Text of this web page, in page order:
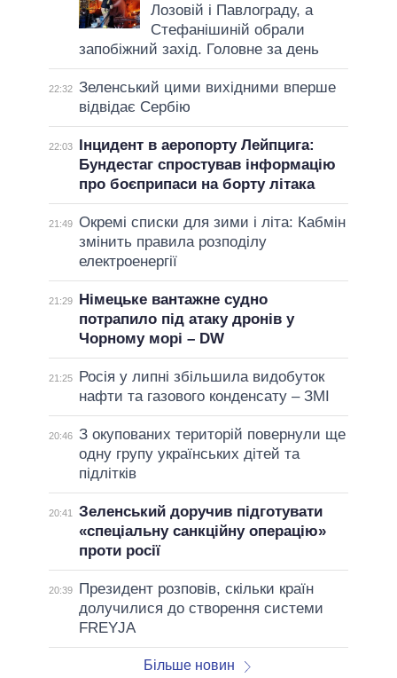
Лозовій і Павлограду, а
Стефанішиній обрали
запобіжний захід. Головне за день
22:32 Зеленський цими вихідними вперше
відвідає Сербію
22:03
Інцидент в аеропорту Лейпцига:
Бундестаг спростував інформацію
про боєприпаси на борту літака
21:49 Окремі списки для зими і літа: Кабмін
змінить правила розподілу
електроенергії
21:29
Німецьке вантажне судно
потрапило під атаку дронів у
Чорному морі – DW
21:25
Росія у липні збільшила видобуток
нафти та газового конденсату – ЗМІ
20:46 З окупованих територій повернули ще
одну групу українських дітей та
підлітків
20:41
Зеленський доручив підготувати
«спеціальну санкційну операцію»
проти росії
20:39
Президент розповів, скільки країн
долучилися до створення системи
FREYJA
Більше новин